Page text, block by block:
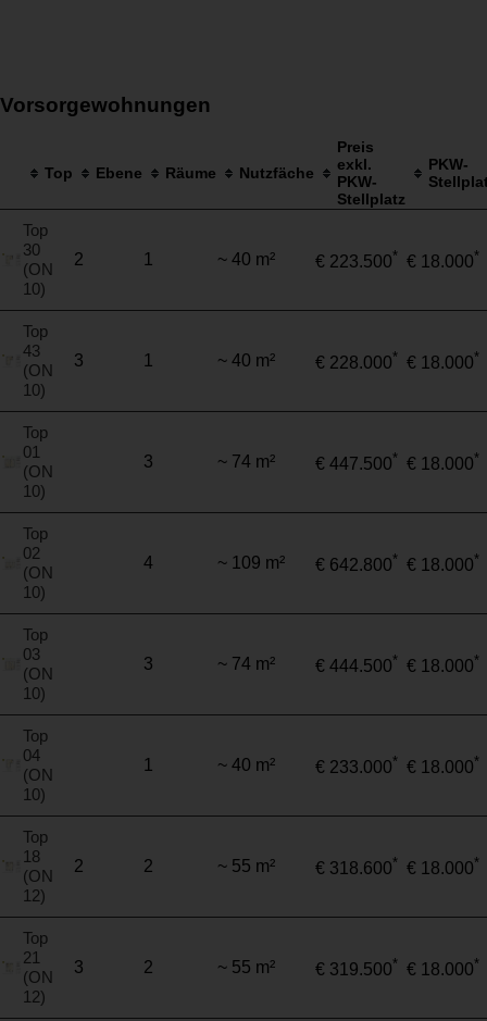
Vorsorgewohnungen
Top Ebene Räume Nutzfäche
Preis
exkl.
PKW-
Stellplatz
PKW-
Top
30
(ON
10)
2 1 ~ 40 m² € 223.500* € 18.000*
Top
43
(ON
10)
3 1 ~ 40 m² € 228.000* € 18.000*
Top
01
(ON
10)
3 ~ 74 m² € 447.500* € 18.000*
Top
02
(ON
10)
4 ~ 109 m² € 642.800* € 18.000*
Top
03
(ON
10)
3 ~ 74 m² € 444.500* € 18.000*
Top
04
(ON
10)
1 ~ 40 m² € 233.000* € 18.000*
Top
18
(ON
12)
2 2 ~ 55 m² € 318.600* € 18.000*
Top
21
(ON
12)
3 2 ~ 55 m² € 319.500* € 18.000*